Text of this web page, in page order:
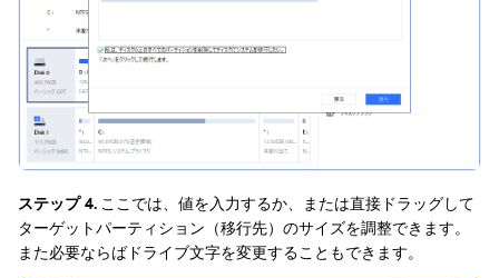
ステップ 4. ここでは、値を入力するか、または直接ドラッグして
ターゲットパーティション（移行先）のサイズを調整できます。
また必要ならばドライブ文字を変更することもできます。